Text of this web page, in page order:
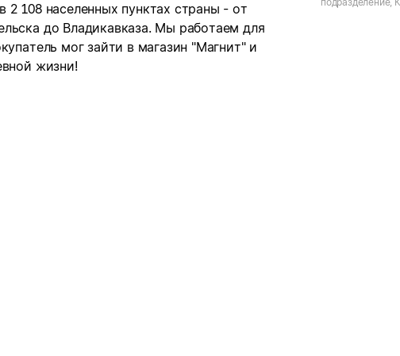
108 населенных пунктах страны - от
до Владикавказа. Мы работаем для
мог зайти в магазин "Магнит" и
жизни!